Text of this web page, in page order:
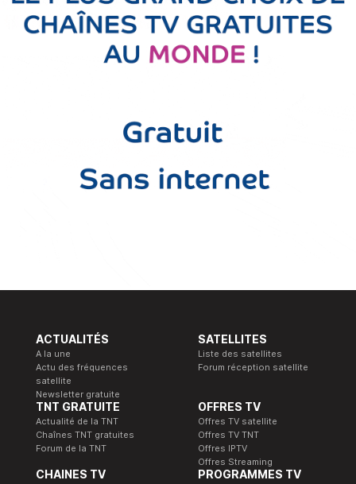
ACTUALITÉS
A la une
Actu des fréquences
satellite
Newsletter gratuite
SATELLITES
Liste des satellites
Forum réception satellite
TNT GRATUITE
Actualité de la TNT
Chaînes TNT gratuites
Forum de la TNT
OFFRES TV
Offres TV satellite
Offres TV TNT
Offres IPTV
Offres Streaming
CHAINES TV PROGRAMMES TV